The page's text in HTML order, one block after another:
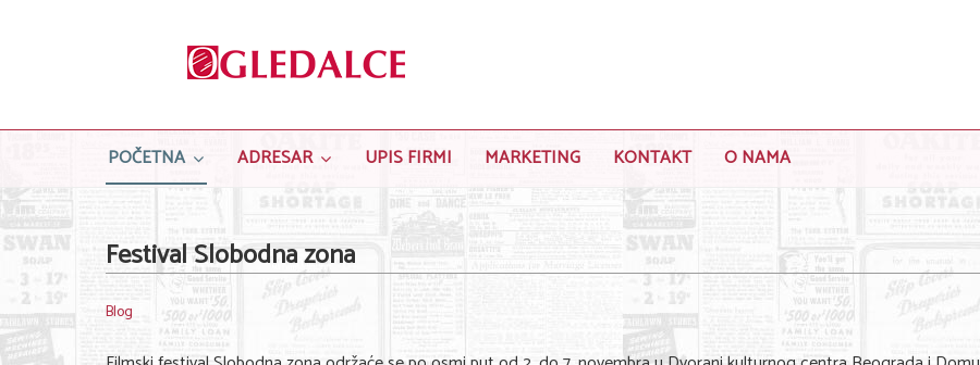
POČETNA ADRESAR UPIS FIRMI MARKETING KONTAKT O NAMA
Festival Slobodna zona
Blog